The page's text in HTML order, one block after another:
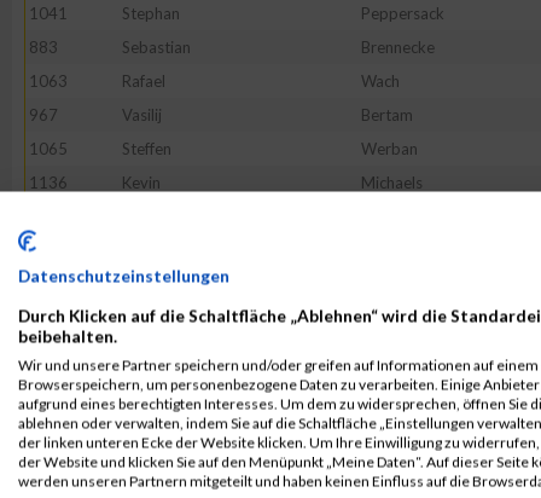
1041
Stephan Peppersack
883
Sebastian Brennecke
1063
Rafael Wach
967
Vasilij Bertam
1065
Steffen Werban
1136
Kevin Michaels
963
1085
Tobias
1151
Frank Schmidt
960
Marijo Barusic
950
Clemens Wenzel
1035
Martin Nadolleck
892
Sven Dheuten
Datenschutzeinstellungen
Durch Klicken auf die Schaltfläche „Ablehnen“ wird die
beibehalten.
Wir und unsere Partner speichern und/oder greifen auf Informationen auf einem
Browserspeichern, um personenbezogene Daten zu verarbeiten. Einige
aufgrund eines berechtigten Interesses. Um dem zu widersprechen, öffnen Sie
ablehnen oder verwalten, indem Sie auf die Schaltfläche „Einstellungen
der linken unteren Ecke der Website klicken. Um Ihre Einwilligung zu
der Website und klicken Sie auf den Menüpunkt „Meine Daten“. Auf dieser
werden unseren Partnern mitgeteilt und haben keinen Einfluss auf die